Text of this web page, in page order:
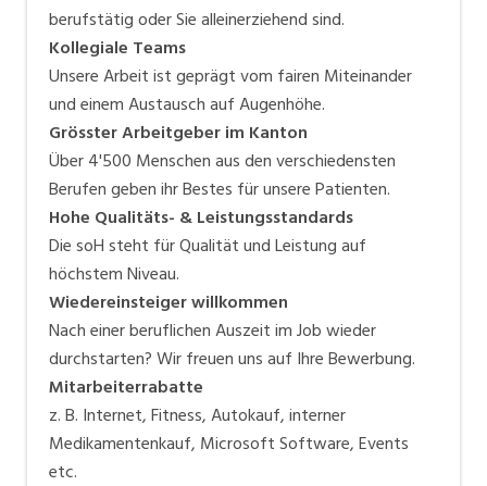
berufstätig oder Sie alleinerziehend sind.
Kollegiale Teams
Unsere Arbeit ist geprägt vom fairen Miteinander
und einem Austausch auf Augenhöhe.
Grösster Arbeitgeber im Kanton
Über 4'500 Menschen aus den verschiedensten
Berufen geben ihr Bestes für unsere Patienten.
Hohe Qualitäts- & Leistungsstandards
Die soH steht für Qualität und Leistung auf
höchstem Niveau.
Wiedereinsteiger willkommen
Nach einer beruflichen Auszeit im Job wieder
durchstarten? Wir freuen uns auf Ihre Bewerbung.
Mitarbeiterrabatte
z. B. Internet, Fitness, Autokauf, interner
Medikamentenkauf, Microsoft Software, Events
etc.